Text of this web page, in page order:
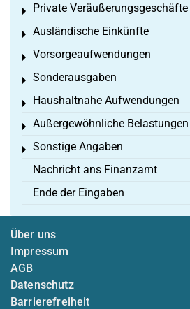
Private Veräußerungsgeschäfte
Toggle menu
Ausländische Einkünfte
Toggle menu
Vorsorgeaufwendungen
Toggle menu
Sonderausgaben
Toggle menu
Haushaltnahe Aufwendungen
Toggle menu
Außergewöhnliche Belastungen
Toggle menu
Sonstige Angaben
Toggle menu
Nachricht ans Finanzamt
Ende der Eingaben
Über uns
Impressum
AGB
Datenschutz
Barrierefreiheit